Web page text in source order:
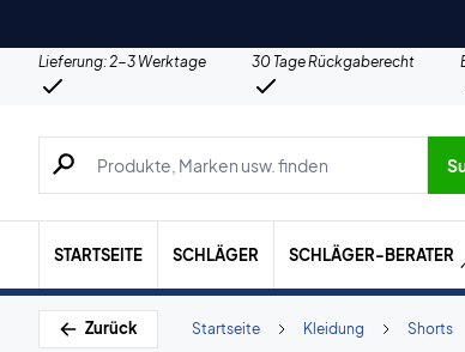
Lieferung: 2-3 Werktage 30 Tage Rückgaberecht
Suche nach Produkten, Marken usw.
STARTSEITE SCHLÄGER SCHLÄGER-BERATER
Zurück Shorts
Kleidung
Startseite